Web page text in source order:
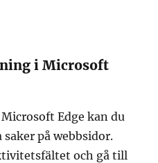
i Microsoft
Edge kan du
på webbsidor.
och gå till